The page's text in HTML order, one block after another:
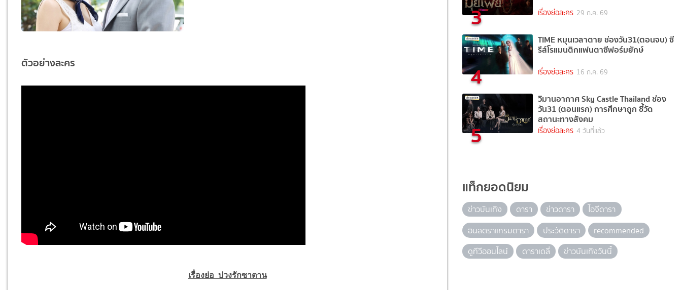
ตัวอย่างละคร
เรื่องย่อ บ่วงรักซาตาน
3 เรื่องย่อละคร 29 ก.ค. 69
4
TIME หมุนเวลาตาย ช่องวัน31(ตอนจบ) ซี
รีส์โรแมนติกแฟนตาซีฟอร์มยักษ์
เรื่องย่อละคร 16 ก.ค. 69
5
วิมานอากาศ Sky Castle Thailand ช่อง
วัน31 (ตอนแรก) การศึกษาถูก ชี้วัด
สถานะทางสังคม
เรื่องย่อละคร 4 วันที่แล้ว
แท็กยอดนิยม
ข่าวบันเทิง ดารา ข่าวดารา
ไอจีดารา
อินสตราแกรมดารา
ประวัติดารา
recommended
ดูทีวีออนไลน์
ดาราเดลี่ ข่าวบันเทิงวันนี้